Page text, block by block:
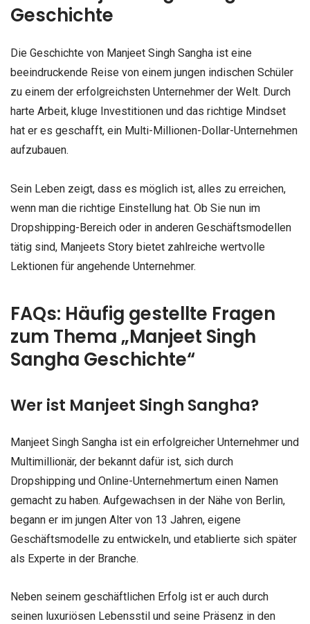
Geschichte
Die Geschichte von Manjeet Singh Sangha ist eine
beeindruckende Reise von einem jungen indischen Schüler
zu einem der erfolgreichsten Unternehmer der Welt. Durch
harte Arbeit, kluge Investitionen und das richtige Mindset
hat er es geschafft, ein Multi-Millionen-Dollar-Unternehmen
aufzubauen.
Sein Leben zeigt, dass es möglich ist, alles zu erreichen,
wenn man die richtige Einstellung hat. Ob Sie nun im
Dropshipping-Bereich oder in anderen Geschäftsmodellen
tätig sind, Manjeets Story bietet zahlreiche wertvolle
Lektionen für angehende Unternehmer.
FAQs: Häufig gestellte Fragen
zum Thema „Manjeet Singh
Sangha Geschichte“
Wer ist Manjeet Singh Sangha?
Manjeet Singh Sangha ist ein erfolgreicher Unternehmer und
Multimillionär, der bekannt dafür ist, sich durch
Dropshipping und Online-Unternehmertum einen Namen
gemacht zu haben. Aufgewachsen in der Nähe von Berlin,
begann er im jungen Alter von 13 Jahren, eigene
Geschäftsmodelle zu entwickeln, und etablierte sich später
als Experte in der Branche.
Neben seinem geschäftlichen Erfolg ist er auch durch
seinen luxuriösen Lebensstil und seine Präsenz in den